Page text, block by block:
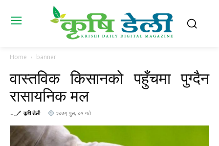
Home banner
वास्तविक किसानको पहुँचमा पुग्दैन
रासायनिक मल
𓂃🖊 कृषि डेली - २०७९ पुस, ०१ गते